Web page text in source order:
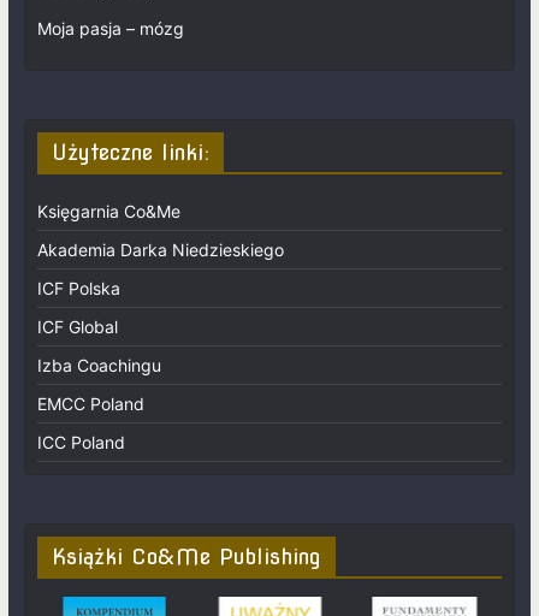
Moja pasja – mózg
Użyteczne linki:
Księgarnia Co&Me
Akademia Darka Niedzieskiego
ICF Polska
ICF Global
Izba Coachingu
EMCC Poland
ICC Poland
Książki Co&Me Publishing